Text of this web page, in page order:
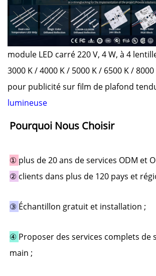
module LED carré 220 V, 4 W, à 4
3000 K / 4000 K / 5000 K / 6500 K /
pour publicité sur film de plafond
lumineuse
Pourquoi Nous Choisir
① plus de 20 ans de services ODM et
② clients dans plus de 120 pays et
③ Échantillon gratuit et installation ;
④ Proposer des services complets de
main ;